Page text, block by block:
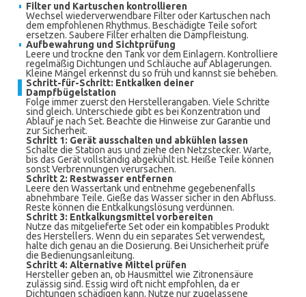
Filter und Kartuschen kontrollieren
Wechsel wiederverwendbare Filter oder Kartuschen nach
dem empfohlenen Rhythmus. Beschädigte Teile sofort
ersetzen. Saubere Filter erhalten die Dampfleistung.
Aufbewahrung und Sichtprüfung
Leere und trockne den Tank vor dem Einlagern. Kontrolliere
regelmäßig Dichtungen und Schläuche auf Ablagerungen.
Kleine Mängel erkennst du so früh und kannst sie beheben.
Schritt-für-Schritt: Entkalken deiner
Dampfbügelstation
Folge immer zuerst den Herstellerangaben. Viele Schritte
sind gleich. Unterschiede gibt es bei Konzentration und
Ablauf je nach Set. Beachte die Hinweise zur Garantie und
zur Sicherheit.
Schritt 1: Gerät ausschalten und abkühlen lassen
Schalte die Station aus und ziehe den Netzstecker. Warte,
bis das Gerät vollständig abgekühlt ist. Heiße Teile können
sonst Verbrennungen verursachen.
Schritt 2: Restwasser entfernen
Leere den Wassertank und entnehme gegebenenfalls
abnehmbare Teile. Gieße das Wasser sicher in den Abfluss.
Reste können die Entkalkungslösung verdünnen.
Schritt 3: Entkalkungsmittel vorbereiten
Nutze das mitgelieferte Set oder ein kompatibles Produkt
des Herstellers. Wenn du ein separates Set verwendest,
halte dich genau an die Dosierung. Bei Unsicherheit prüfe
die Bedienungsanleitung.
Schritt 4: Alternative Mittel prüfen
Hersteller geben an, ob Hausmittel wie Zitronensäure
zulässig sind. Essig wird oft nicht empfohlen, da er
Dichtungen schädigen kann. Nutze nur zugelassene